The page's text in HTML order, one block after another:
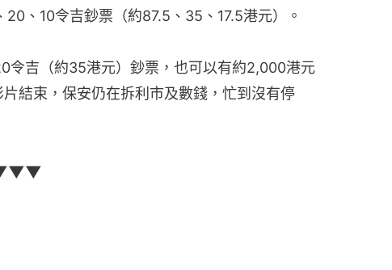
、10令吉鈔票（約87.5、35、17.5港元）。
令吉（約35港元）鈔票，也可以有約2,000港元
結束，保安仍在拆利市及數錢，忙到沒有停
▼▼▼